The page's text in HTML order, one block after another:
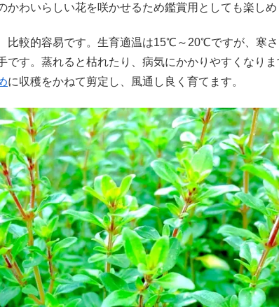
かわいらしい花を咲かせるため鑑賞用としても楽しめ
比較的容易です。生育適温は15℃～20℃ですが、寒
です。蒸れると枯れたり、病気にかかりやすくなりま
に収穫をかねて剪定し、風通し良く育てます。